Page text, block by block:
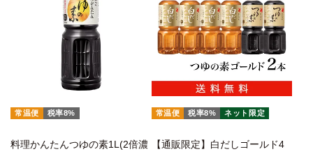
常温便 税率8%
料理かんたんつゆの素1L(2倍濃
常温便 税率8% ネット限定
【通販限定】白だしゴールド4